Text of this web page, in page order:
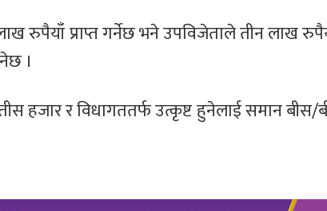
रुपैयाँ प्राप्त गर्नेछ भने उपविजेताले तीन लाख
।
हजार र विधागततर्फ उत्कृष्ट हुनेलाई समान